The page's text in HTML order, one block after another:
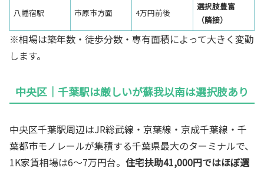
八幡宿駅 市原市方面 4万円前後
選択肢豊富
（隣接）
※相場は築年数・徒歩分数・専有面積によって大きく変動
します。
中央区｜千葉駅は厳しいが蘇我以南は選択肢あり
中央区千葉駅周辺はJR総武線・京葉線・京成千葉線・千
葉都市モノレールが集積する千葉県最大のターミナルで、
1K家賃相場は6〜7万円台。 住宅扶助41,000円ではほぼ選